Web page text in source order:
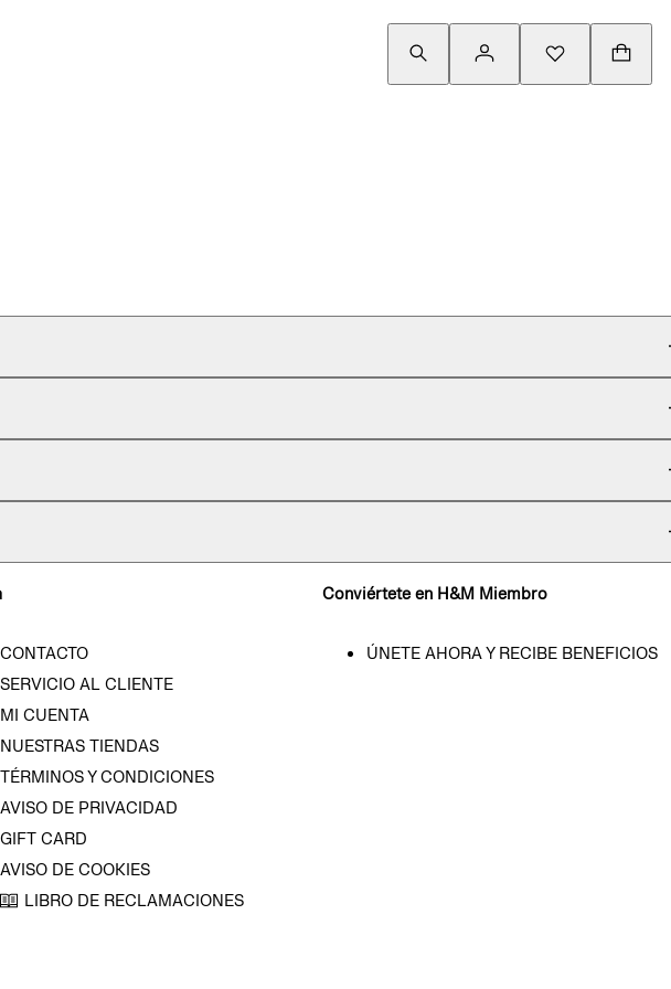
CONTACTO
SERVICIO AL CLIENTE
MI CUENTA
NUESTRAS TIENDAS
TÉRMINOS Y CONDICIONES
AVISO DE PRIVACIDAD
GIFT CARD
AVISO DE COOKIES
LIBRO DE RECLAMACIONES
Conviértete en H&M Miembro
ÚNETE AHORA Y RECIBE BENEFICIOS